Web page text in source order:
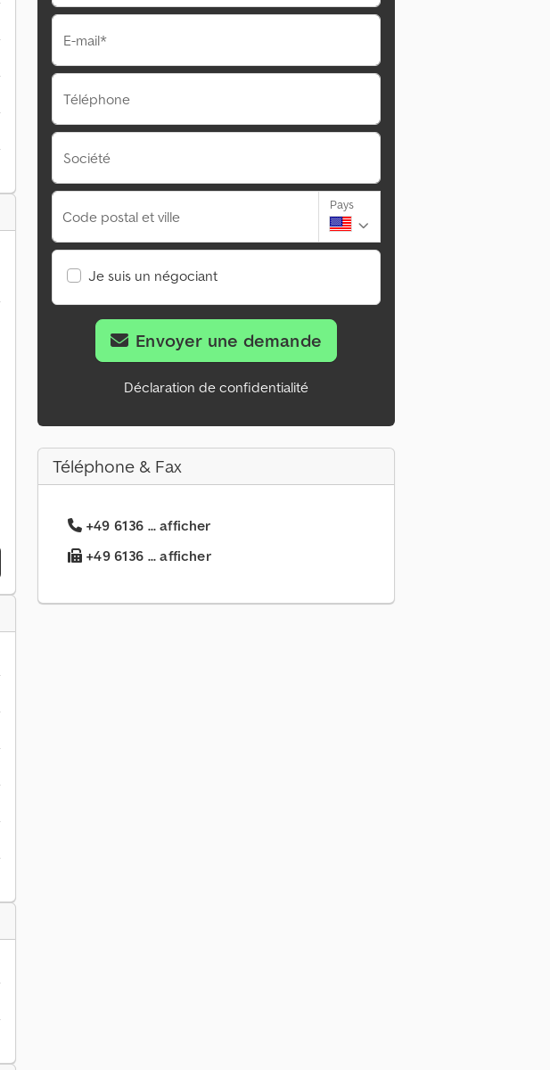
E-mail*
Téléphone
Société
Code postal et ville
Pays
Je suis un négociant
Envoyer une demande
Déclaration de confidentialité
Téléphone & Fax
+49 6136 ... afficher
+49 6136 ... afficher